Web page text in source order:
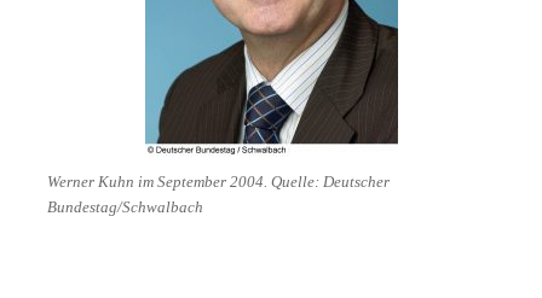
Werner Kuhn im September 2004. Quelle: Deutscher
Bundestag/Schwalbach